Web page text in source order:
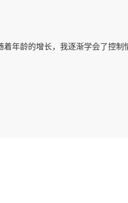
年龄的增长，我逐渐学会了控
上半身伸展运动必须的。下节课